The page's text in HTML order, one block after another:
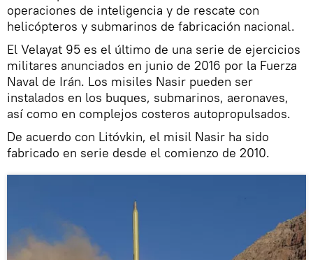
operaciones de inteligencia y de rescate con
helicópteros y submarinos de fabricación nacional.
El Velayat 95 es el último de una serie de ejercicios
militares anunciados en junio de 2016 por la Fuerza
Naval de Irán. Los misiles Nasir pueden ser
instalados en los buques, submarinos, aeronaves,
así como en complejos costeros autopropulsados.
De acuerdo con Litóvkin, el misil Nasir ha sido
fabricado en serie desde el comienzo de 2010.